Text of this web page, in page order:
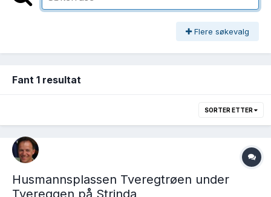
Flere søkevalg
Fant 1 resultat
SORTER ETTER
Husmannsplassen Tveregtrøen under
Tvereggen på Strinda